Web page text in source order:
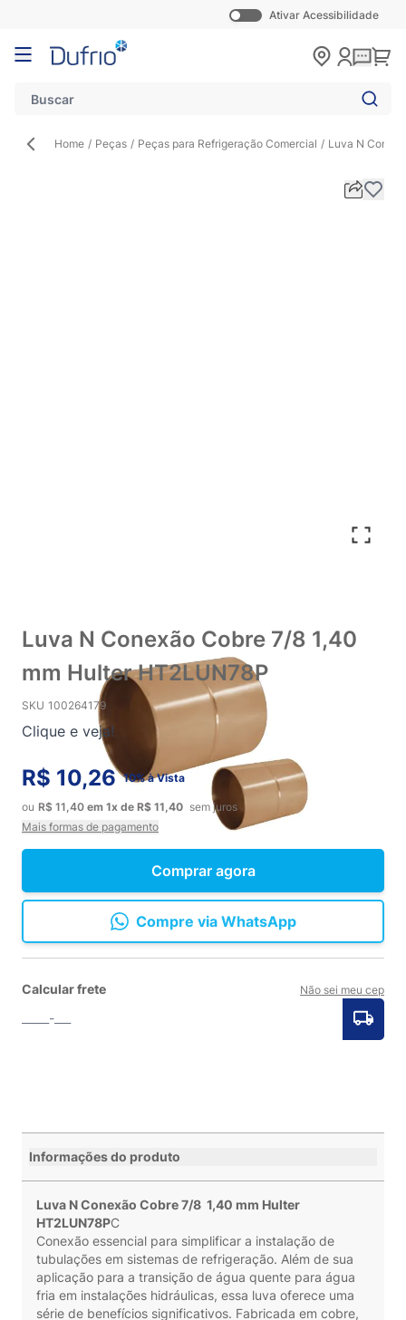
Ativar Acessibilidade
Pular para o conteúdo
Home / Peças / Peças para Refrigeração Comercial / Luva N
Luva N Conexão Cobre 7/8 1,40
mm Hulter HT2LUN78P
SKU 100264179
Clique e veja!
Comprar agora
R$ 10,26 10% à Vista
ou R$ 11,40 em 1x de R$ 11,40 sem juros
Mais formas de pagamento
Compre via WhatsApp
Calcular frete Não sei meu cep
Informações do produto
Luva N Conexão Cobre 7/8 1,40 mm Hulter
HT2LUN78PC
Conexão essencial para simplificar a instalação de
tubulações em sistemas de refrigeração. Além de sua
aplicação para a transição de água quente para água
fria em instalações hidráulicas, essa luva oferece uma
série de benefícios significativos. Fabricada em cobre,